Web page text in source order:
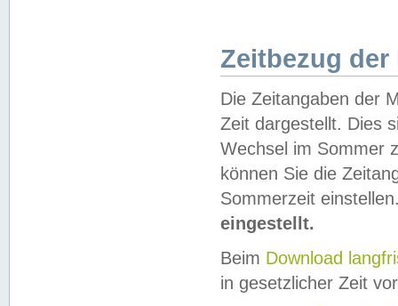
Zeitbezug der
Die Zeitangaben der
Zeit dargestellt. Dies
Wechsel im Sommer
können Sie die
Sommerzeit
eingestellt.
Beim Download
in gesetzlicher Zeit